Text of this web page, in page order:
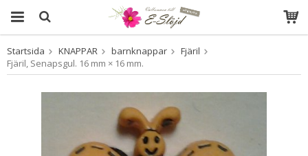
Produkten har blivit tillagd i varukorgen
Startsida KNAPPAR barnknappar
Fjäril
Fjäril, Senapsgul. 16 mm × 16 mm.